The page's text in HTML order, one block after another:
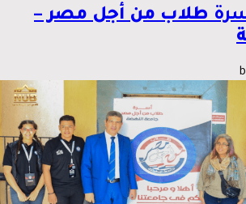
طلاب من أجل مصر –